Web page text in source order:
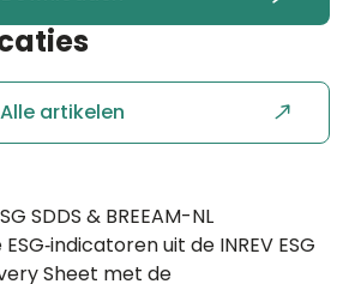
Alle artikelen
SDDS & BREEAM-NL
uit de INREV ESG
Sheet met de